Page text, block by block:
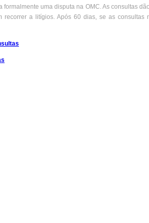
formalmente uma disputa na OMC. As consultas
recorrer a litígios. Após 60 dias, se as